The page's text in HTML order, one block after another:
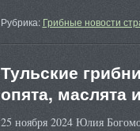
Рубрика: Грибные новости
Тульские
опята, маслята
25 ноября 2024 Юлия